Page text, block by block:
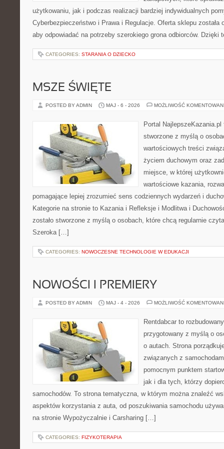
użytkowaniu, jak i podczas realizacji bardziej indywidualnych
Cyberbezpieczeństwo i Prawa i Regulacje. Oferta sklepu została
aby odpowiadać na potrzeby szerokiego grona odbiorców. Dzięki
CATEGORIES: STARANIA O DZIECKO
MSZE ŚWIĘTE
POSTED BY ADMIN MAJ - 6 - 2026 MOŻLIWOŚĆ
Portal
stworzone z myślą o
wartościowych treści
życiem duchowym oraz
miejsce, w której
wartościowe kazania,
pomagające lepiej zrozumieć sens codziennych wydarzeń i
Kategorie na stronie to Kazania i Refleksje i Modlitwa i
zostało stworzone z myślą o osobach, które chcą regularnie
Szeroka […]
CATEGORIES: NOWOCZESNE TECHNOLOGIE W EDUKACJI
NOWOŚCI I PREMIERY
POSTED BY ADMIN MAJ - 4 - 2026 MOŻLIWOŚĆ
Rentdabcar to
przygotowany z myślą o
o autach. Strona
związanych z
pomocnym punktem
jak i dla tych, którzy
samochodów. To strona tematyczna, w którym można znaleźć
aspektów korzystania z auta, od poszukiwania samochodu
na stronie Wypożyczalnie i Carsharing […]
CATEGORIES: FIZYKOTERAPIA